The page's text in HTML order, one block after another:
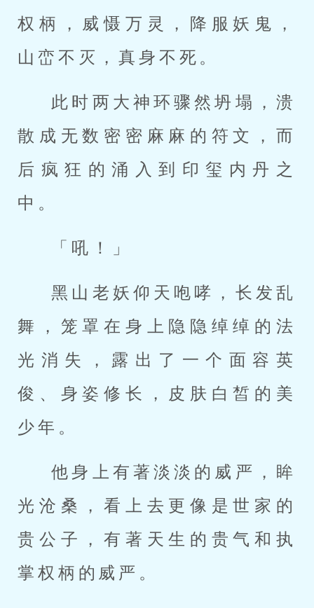
权柄，威慑万灵，降服妖鬼，
山峦不灭，真身不死。
此时两大神环骤然坍塌，溃
散成无数密密麻麻的符文，而
后疯狂的涌入到印玺内丹之
中。
「吼！」
黑山老妖仰天咆哮，长发乱
舞，笼罩在身上隐隐绰绰的法
光消失，露出了一个面容英
俊、身姿修长，皮肤白皙的美
少年。
他身上有著淡淡的威严，眸
光沧桑，看上去更像是世家的
贵公子，有著天生的贵气和执
掌权柄的威严。